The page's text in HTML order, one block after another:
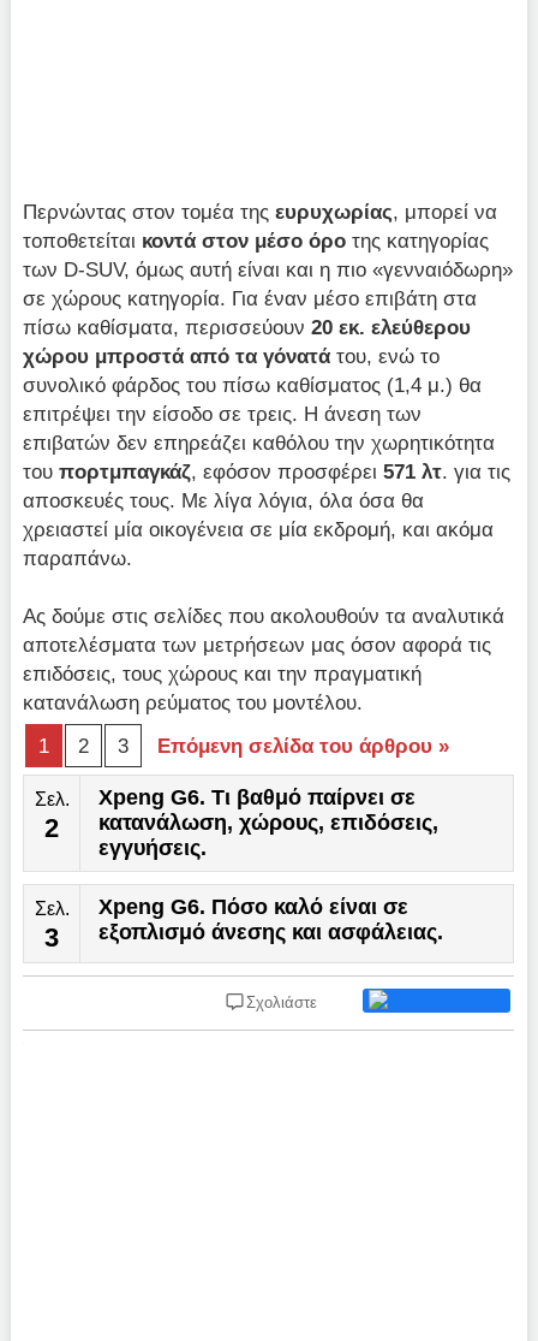
Περνώντας στον τομέα τηςευρυχωρίας, μπορεί να
τοποθετείται κοντά στον μέσο όρο της κατηγορίας
των D-SUV, όμως αυτή είναι και η πιο «γενναιόδωρη»
σε χώρους κατηγορία. Για έναν μέσο επιβάτη στα
πίσω καθίσματα, περισσεύουν20 εκ. ελεύθερου
χώρου μπροστά από τα γόνατά του, ενώ το
συνολικό φάρδος του πίσω καθίσματος (1,4 μ.) θα
επιτρέψει την είσοδο σε τρεις. Η άνεση των
επιβατών δεν επηρεάζει καθόλου την χωρητικότητα
τουπορτμπαγκάζ, εφόσον προσφέρει571 λτ. για τις
αποσκευές τους. Με λίγα λόγια, όλα όσα θα
χρειαστεί μία οικογένεια σε μία εκδρομή, και ακόμα
παραπάνω.
Ας δούμε στις σελίδες που ακολουθούν τα αναλυτικά
αποτελέσματα των μετρήσεων μας όσον αφορά τις
επιδόσεις, τους χώρους και την πραγματική
κατανάλωση ρεύματος του μοντέλου.
1
2 3 Επόμενη σελίδα του άρθρου »
Σελ.
2
Xpeng G6. Τι βαθμό παίρνει σε
κατανάλωση, χώρους, επιδόσεις,
εγγυήσεις.
Σελ.
3
Xpeng G6. Πόσο καλό είναι σε
εξοπλισμό άνεσης και ασφάλειας.
Σχολιάστε